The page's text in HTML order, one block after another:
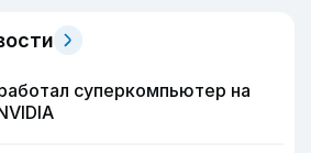
суперкомпьютер на